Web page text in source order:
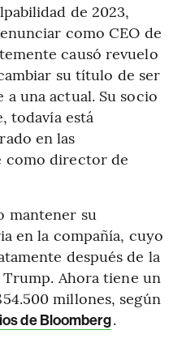
de 2023,
como CEO de
causó revuelo
su título de ser
una actual. Su socio
todavía está
en las
como director de
mantener su
en la compañía, cuyo
después de la
Ahora tiene un
millones, según
de Bloomberg.